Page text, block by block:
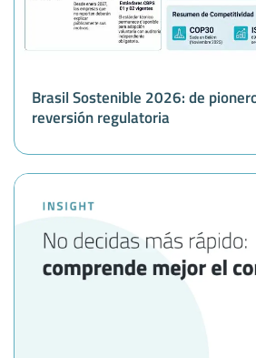
Brasil Sostenible 2026: de
reversión regulatoria